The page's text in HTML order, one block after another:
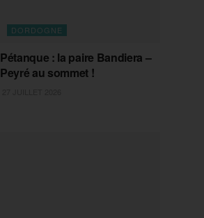
DORDOGNE
Pétanque : la paire Bandiera –
Peyré au sommet !